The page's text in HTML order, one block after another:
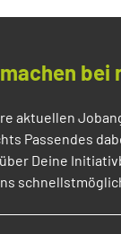
bei
aktuellen
Passendes
Deine